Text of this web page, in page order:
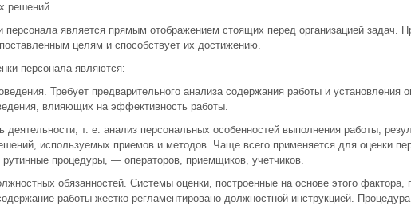
решений.
персонала является прямым отображением стоящих перед организацией задач.
поставленным целям и способствует их достижению.
персонала являются:
Требует предварительного анализа содержания работы и установления
влияющих на эффективность работы.
деятельности, т. е. анализ персональных особенностей выполнения работы,
используемых приемов и методов. Чаще всего применяется для оценки
процедуры, — операторов, приемщиков, учетчиков.
обязанностей. Системы оценки, построенные на основе этого фактора,
работы жестко регламентировано должностной инструкцией.